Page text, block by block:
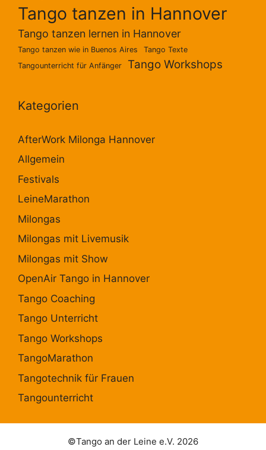
Tango tanzen in Hannover
Tango tanzen lernen in Hannover
Tango tanzen wie in Buenos Aires
Tango Texte
Tangounterricht für Anfänger
Tango Workshops
Kategorien
AfterWork Milonga Hannover
Allgemein
Festivals
LeineMarathon
Milongas
Milongas mit Livemusik
Milongas mit Show
OpenAir Tango in Hannover
Tango Coaching
Tango Unterricht
Tango Workshops
TangoMarathon
Tangotechnik für Frauen
Tangounterricht
©Tango an der Leine e.V. 2026